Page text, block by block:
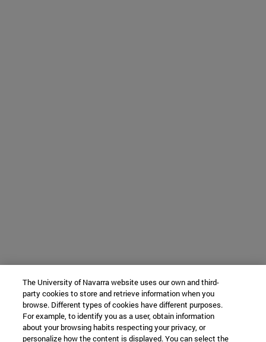
The University of Navarra website uses our own and third-
party cookies to store and retrieve information when you
browse. Different types of cookies have different purposes.
For example, to identify you as a user, obtain information
about your browsing habits respecting your privacy, or
personalize how the content is displayed. You can select the